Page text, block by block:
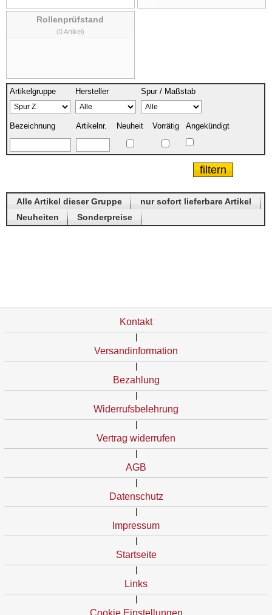
Rollenprüfstand
(0 Artikel)
Artikelgruppe Hersteller Spur / Maßstab
Bezeichnung Artikelnr. Neuheit Vorrätig Angekündigt
Alle Artikel dieser Gruppe
nur sofort lieferbare Artikel
Neuheiten
Sonderpreise
Kontakt
Versandinformation
Bezahlung
Widerrufsbelehrung
Vertrag widerrufen
AGB
Datenschutz
Impressum
Startseite
Links